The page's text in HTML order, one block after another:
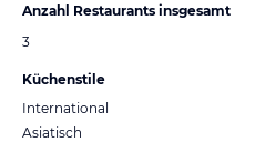
Anzahl Restaurants insgesamt
3
Küchenstile
International
Asiatisch